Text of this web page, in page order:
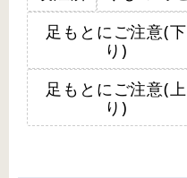
足もとにご注意(下
り)
足もとにご注意(上
り)